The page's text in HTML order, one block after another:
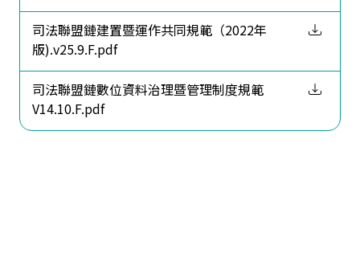
司法聯盟鏈建置暨運作共同規範（2022年
版).v25.9.F.pdf
司法聯盟鏈數位資料治理暨管理制度規範
V14.10.F.pdf